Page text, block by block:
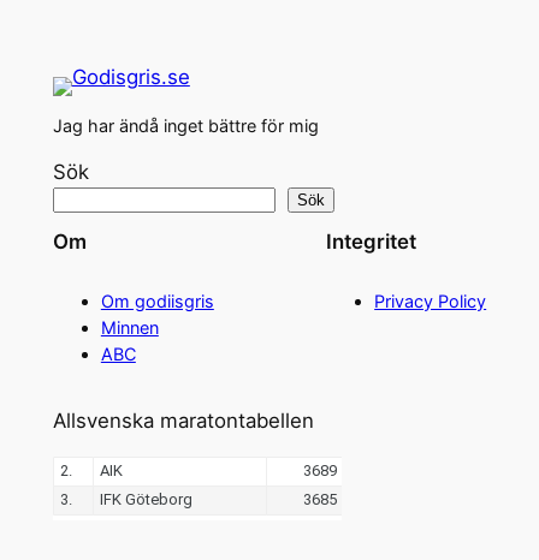
Jag har ändå inget bättre för mig
Sök
Sök
Om
Om godiisgris
Minnen
ABC
Integritet
Privacy Policy
Allsvenska maratontabellen